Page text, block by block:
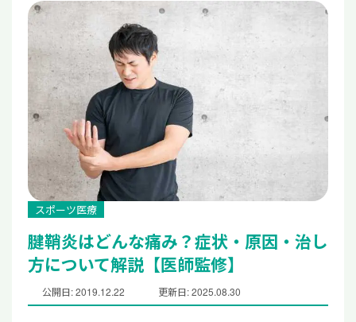
スポーツ医療
腱鞘炎はどんな痛み？症状・原因・治し
方について解説【医師監修】
公開日: 2019.12.22 更新日: 2025.08.30